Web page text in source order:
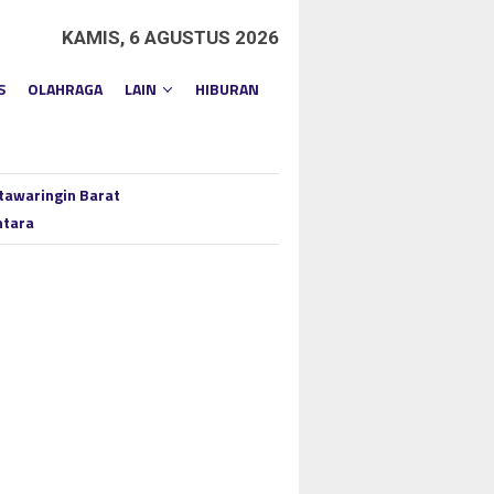
KAMIS, 6 AGUSTUS 2026
OLAHRAGA LAIN HIBURAN
Barat